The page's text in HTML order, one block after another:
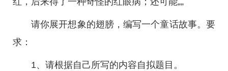
请你展开想象的翅膀，编写一个童话故事。要
求：
1、请根据自己所写的内容自拟题目。